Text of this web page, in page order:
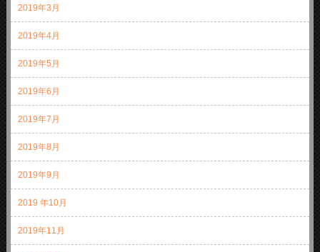
2019年3月
2019年4月
2019年5月
2019年6月
2019年7月
2019年8月
2019年9月
2019 年10月
2019年11月